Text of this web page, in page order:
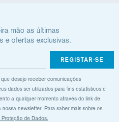
mão as últimas
e ofertas exclusivas.
REGISTAR-SE
desejo receber comunicações
dados ser utilizados para fins estatísticos e
a qualquer momento através do link de
newsletter. Para saber mais sobre os
Proteção de Dados.